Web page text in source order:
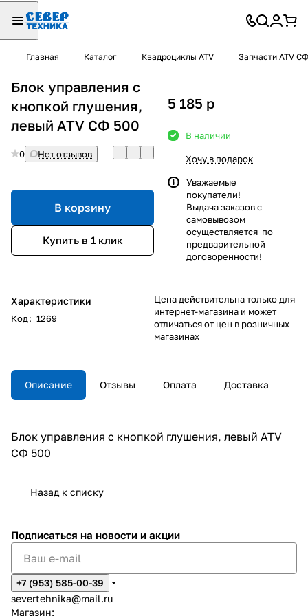
Главная Каталог Квадроциклы ATV Запчасти ATV СФ
Блок управления с
кнопкой глушения,
левый ATV СФ 500
0 Нет отзывов
В корзину
Купить в 1 клик
Характеристики
Код: 1269
5 185 p
В наличии
Хочу в подарок
Уважаемые
покупатели!
Выдача заказов с
самовывозом
осуществляется по
предварительной
договоренности!
Цена действительна только для
интернет-магазина и может
отличаться от цен в розничных
магазинах
Описание Отзывы Оплата Доставка
Блок управления с кнопкой глушения, левый ATV
СФ 500
Назад к списку
Подписаться на новости и акции
+7 (953) 585-00-39
severtehnika@mail.ru
Магазин: